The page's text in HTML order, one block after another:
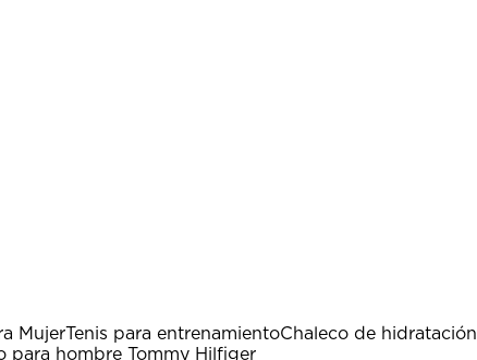
MujerTenis para entrenamientoChaleco de hidratación
para hombre Tommy Hilfiger